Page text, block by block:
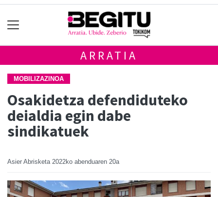
ARRATIA
MOBILIZAZINOA
Osakidetza defendiduteko
deialdia egin dabe
sindikatuek
Asier Abrisketa 2022ko abenduaren 20a